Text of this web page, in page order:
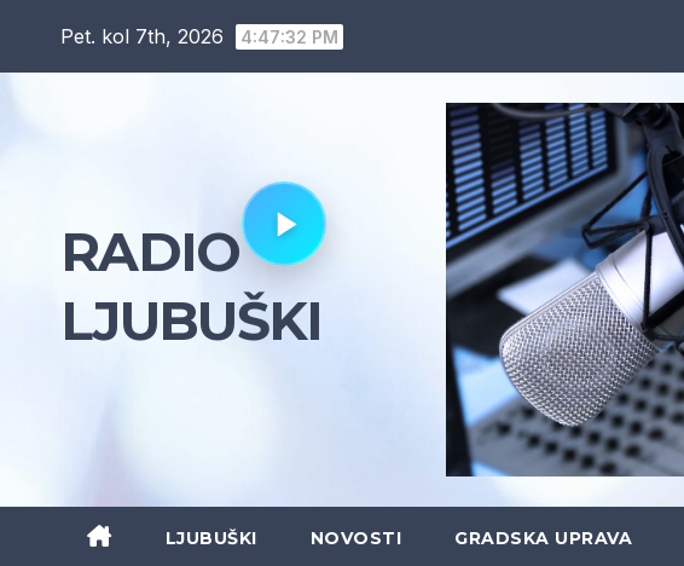
Pet. kol 7th, 2026 4:47:33 PM
RADIO
LJUBUŠKI
LJUBUŠKI NOVOSTI GRADSKA UPRAVA